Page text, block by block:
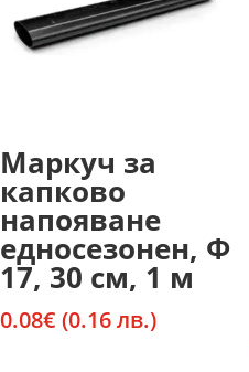
Маркуч за
капково
напояване
едносезонен, Ф
17, 30 см, 1 м
0.08€ (0.16 лв.)